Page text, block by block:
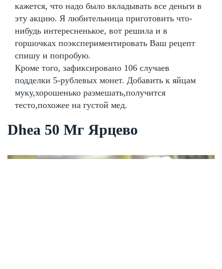
кажется, что надо было вкладывать все деньги в
эту акцию. Я любительница приготовить что-
нибудь интересненькое, вот решила и в
горшочках поэкспериментировать Ваш рецепт
спишу и попробую.
Кроме того, зафиксировано 106 случаев
подделки 5-рублевых монет. Добавить к яйцам
муку,хорошенько размешать,получится
тесто,похожее на густой мед.
Dhea 50 Мг Ярцево